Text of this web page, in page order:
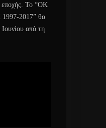
εποχής. Το “OK
2017” θα
από τη